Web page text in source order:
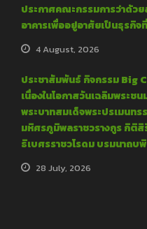
ประกาศคณะกรรมการว่าด้วย
อาคารเพื่ออยู่อาศัยเป็นธุร
4 August, 2026
ประชาสัมพันธ์ กิจกรรม
เนื่องในโอกาสวันเฉลิมพระ
พระบาทสมเด็จพระปรเมนท
มหิศรภูมิพลราชวรางกูร กิติ
ธิเบศรราชวโรดม บรมนาถบ
28 July, 2026